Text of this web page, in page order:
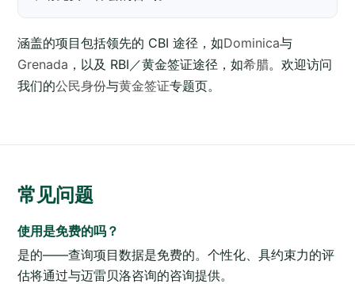
涵盖的项目包括领先的 CBI 途径，如Dominica与
Grenada ，以及 RBI／黄金签证途径，如希腊。欢迎访问
我们的公民身份与黄金签证专题页。
常见问题
使用是免费的吗？
是的——查询项目数据是免费的。个性化、具约束力的评
估将通过与迈雷贝洛咨询的咨询提供。